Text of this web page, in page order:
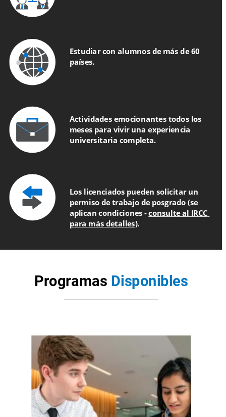
Programas Disponibles
Actividades emocionantes todos los
meses para vivir una experiencia
universitaria completa.
Estudiar con alumnos de más de 60
países.
Los licenciados pueden solicitar un
permiso de trabajo de posgrado (se
aplican condiciones - consulte al IRCC
para más detalles).